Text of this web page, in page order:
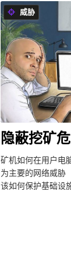
威胁
隐蔽挖矿
矿机如何在用户电
为主要的网络威胁
该如何保护基础设